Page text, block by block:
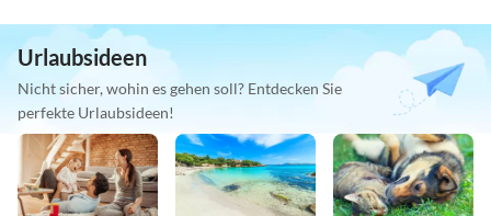
Urlaubsideen
Nicht sicher, wohin es gehen soll? Entdecken Sie
perfekte Urlaubsideen!